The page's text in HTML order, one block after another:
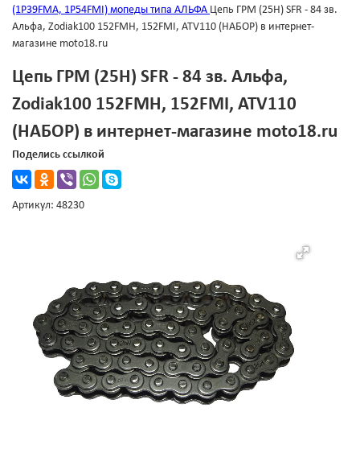
(1Р39FMА, 1Р54FMI) мопеды типа АЛЬФА Цепь ГРМ (25Н) SFR - 84 зв.
Альфа, Zodiak100 152FMH, 152FMI, ATV110 (НАБОР) в интернет-
магазине moto18.ru
Цепь ГРМ (25Н) SFR - 84 зв. Альфа,
Zodiak100 152FMH, 152FMI, ATV110
(НАБОР) в интернет-магазине moto18.ru
Поделись ссылкой
Артикул: 48230